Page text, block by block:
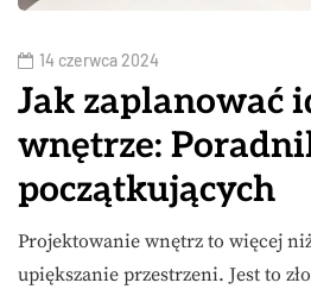
14 czerwca 2024
Jak zaplanować
wnętrze:
początkujących
Projektowanie wnętrz to więcej
upiększanie przestrzeni. Jest to